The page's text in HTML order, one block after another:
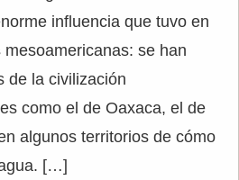
influencia que tuvo en
se han
de la civilización
como el de Oaxaca, el de
algunos territorios de cómo
[…]